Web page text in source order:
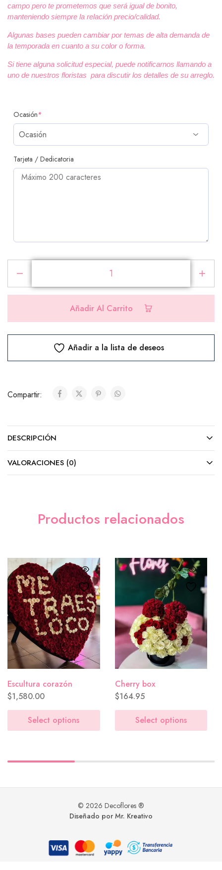
campo pero te prometemos que será igual de bonito,
manteniendo siempre la relación precio/calidad.
Algunas bases pueden cambiar por temas de alta demanda de
la temporada en cuanto a su color o forma.
Si tiene alguna solicitud especial, puede notificarnos llamando a
uno de nuestros floristas para discutir los detalles de su arreglo.
Ocasión*
Tarjeta / Dedicatoria
PRODUCTOS ADICIONALES
pedido
Chocolates
Ferrero Rocher (8 unidades)($10.00)
Cadbury (Barra)($5.00)
Tarjeta (GRATIS)
Sencilla($0.00)
Aniversario($0.00)
Lluvia de flores($0.00)
Tú mereces flores hoy($0.00)
Añadir Al Carrito
Añadir a la lista de deseos
Compartir:
DESCRIPCIÓN
VALORACIONES (0)
Productos relacionados
Escultura corazón
$1,580.00
Select options
Cherry box
$164.95
Select options
© 2026 Decoflores ®
Diseñado por Mr. Kreativo